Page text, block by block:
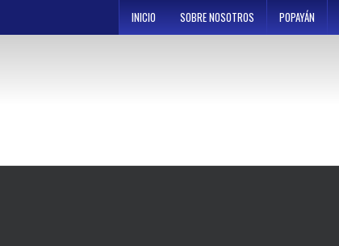
INICIO SOBRE NOSOTROS POPAYÁN